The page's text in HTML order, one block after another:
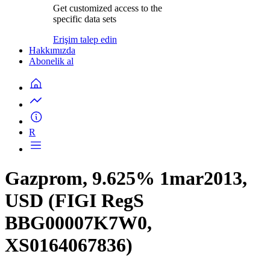
Get customized access to the
specific data sets
Erişim talep edin
Hakkımızda
Abonelik al
R
Gazprom, 9.625% 1mar2013,
USD (FIGI RegS
BBG00007K7W0,
XS0164067836)